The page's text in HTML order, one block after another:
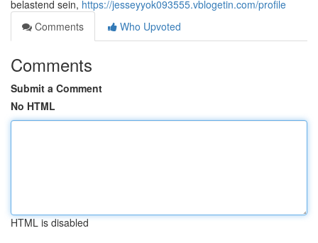
belastend sein, https://jesseyyok093555.vblogetin.com/profile
Comments
Who Upvoted
Comments
Submit a Comment
No HTML
HTML is disabled